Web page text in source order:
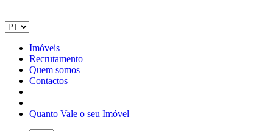
Imóveis
Recrutamento
Quem somos
Contactos
Quanto Vale o seu Imóvel